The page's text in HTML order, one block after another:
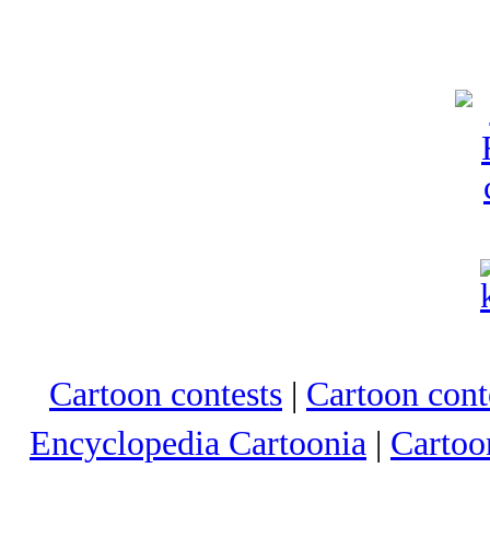
Cartoon contests | Cartoon
Encyclopedia Cartoonia |